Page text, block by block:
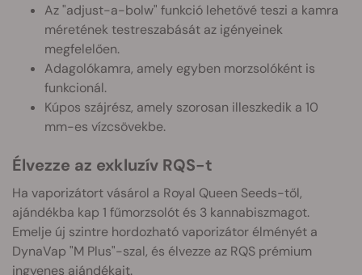
Az "adjust-a-bolw" funkció lehetővé teszi a kamra
méretének testreszabását az igényeinek
megfelelően.
Adagolókamra, amely egyben morzsolóként is
funkcionál.
Kúpos szájrész, amely szorosan illeszkedik a 10
mm-es vízcsövekbe.
Élvezze az exkluzív RQS-t
Ha vaporizátort vásárol a Royal Queen Seeds-től,
ajándékba kap 1 fűmorzsolót és 3 kannabiszmagot.
Emelje új szintre hordozható vaporizátor élményét a
DynaVap "M Plus"-szal, és élvezze az RQS prémium
ingyenes ajándékait.